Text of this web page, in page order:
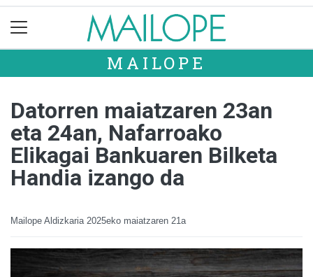
MAILOPE
Datorren maiatzaren 23an
eta 24an, Nafarroako
Elikagai Bankuaren Bilketa
Handia izango da
Mailope Aldizkaria 2025eko maiatzaren 21a